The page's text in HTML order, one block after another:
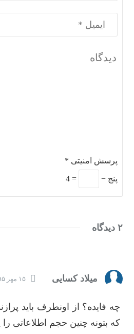
پرسش امنیتی *
پنج −
=
4
۲ دیدگاه
میلاد کسایی ۱۵ مهر ۱۳۹۵ | ۱۱:۵۱
چه فایده؟ از اونطرف باید
که بتونه چنین حجم اطلاعاتی